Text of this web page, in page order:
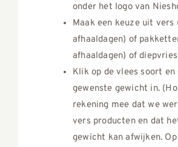
onder het logo van
Maak een keuze uit vers
afhaaldagen) of
afhaaldagen) of
Klik op de vlees soort en
gewenste gewicht in.
rekening mee dat we
vers producten en dat
gewicht kan afwijken.